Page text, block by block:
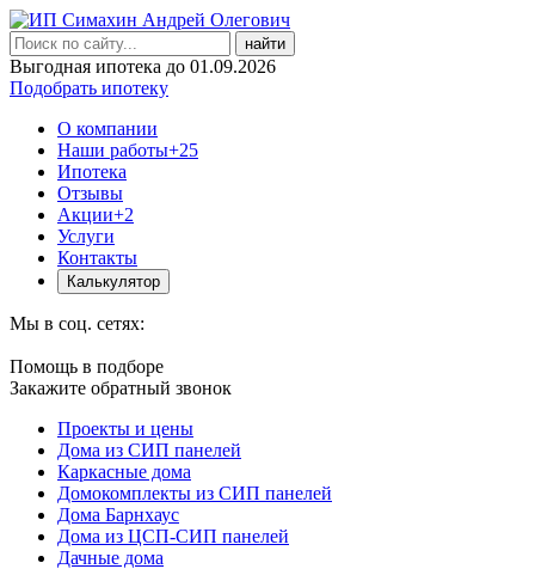
найти
Выгодная ипотека до 01.09.2026
Подобрать ипотеку
О компании
Наши работы+25
Ипотека
Отзывы
Акции+2
Услуги
Контакты
Калькулятор
Мы в соц. сетях:
Помощь в подборе
Закажите обратный звонок
Проекты и цены
Дома из СИП панелей
Каркасные дома
Домокомплекты из СИП панелей
Дома Барнхаус
Дома из ЦСП-СИП панелей
Дачные дома